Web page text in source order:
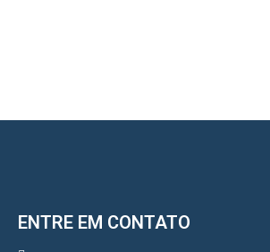
ENTRE EM CONTATO